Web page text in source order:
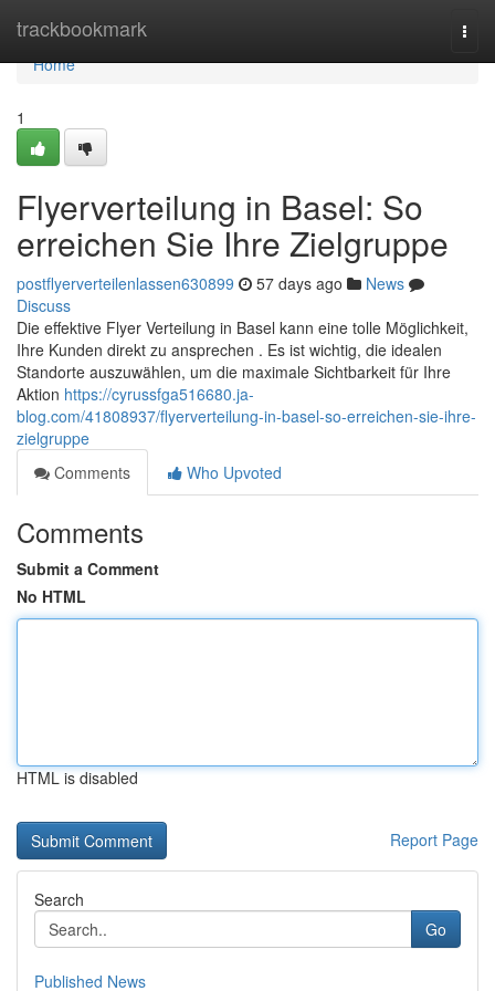
trackbookmark
Home
Home
1
Flyerverteilung in Basel: So
erreichen Sie Ihre Zielgruppe
postflyerverteilenlassen630899 57 days ago
News
Discuss
Die effektive Flyer Verteilung in Basel kann eine tolle Möglichkeit,
Ihre Kunden direkt zu ansprechen . Es ist wichtig, die idealen
Standorte auszuwählen, um die maximale Sichtbarkeit für Ihre
Aktion https://cyrussfga516680.ja-
blog.com/41808937/flyerverteilung-in-basel-so-erreichen-sie-ihre-
zielgruppe
Comments
Who Upvoted
Comments
Submit a Comment
No HTML
HTML is disabled
Report Page
Search
Go
Published News